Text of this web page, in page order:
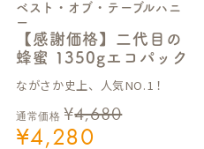
ベスト・オブ・テーブルハニ
ー
【感謝価格】二代目の
蜂蜜 1350gエコパック
ながさか史上、人気NO.1！
通常価格 ¥4,680
¥4,280